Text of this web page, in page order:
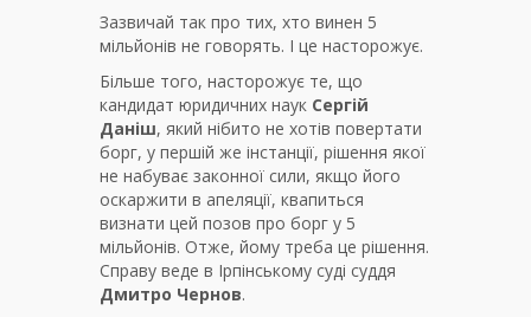
Зазвичай так про тих, хто винен 5
мільйонів не говорять. І це насторожує.
Більше того, насторожує те, що
кандидат юридичних наук Сергій
Даніш, який нібито не хотів повертати
борг, у першій же інстанції, рішення якої
не набуває законної сили, якщо його
оскаржити в апеляції, квапиться
визнати цей позов про борг у 5
мільйонів. Отже, йому треба це рішення.
Справу веде в Ірпінському суді суддя
Дмитро Чернов.